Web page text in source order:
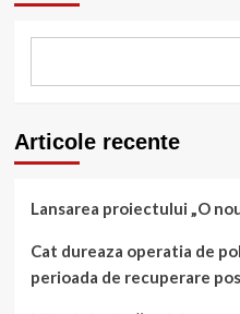
trezește
părul
și
Articole recente
Lansarea proiectului „O
Cat dureaza operatia de
perioada de recuperare